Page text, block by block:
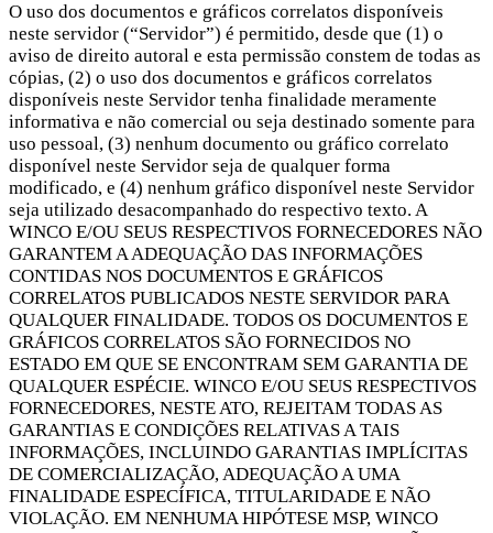
O uso dos documentos e gráficos correlatos disponíveis
neste servidor (“Servidor”) é permitido, desde que (1) o
aviso de direito autoral e esta permissão constem de todas as
cópias, (2) o uso dos documentos e gráficos correlatos
disponíveis neste Servidor tenha finalidade meramente
informativa e não comercial ou seja destinado somente para
uso pessoal, (3) nenhum documento ou gráfico correlato
disponível neste Servidor seja de qualquer forma
modificado, e (4) nenhum gráfico disponível neste Servidor
seja utilizado desacompanhado do respectivo texto. A
WINCO E/OU SEUS RESPECTIVOS FORNECEDORES NÃO
GARANTEM A ADEQUAÇÃO DAS INFORMAÇÕES
CONTIDAS NOS DOCUMENTOS E GRÁFICOS
CORRELATOS PUBLICADOS NESTE SERVIDOR PARA
QUALQUER FINALIDADE. TODOS OS DOCUMENTOS E
GRÁFICOS CORRELATOS SÃO FORNECIDOS NO
ESTADO EM QUE SE ENCONTRAM SEM GARANTIA DE
QUALQUER ESPÉCIE. WINCO E/OU SEUS RESPECTIVOS
FORNECEDORES, NESTE ATO, REJEITAM TODAS AS
GARANTIAS E CONDIÇÕES RELATIVAS A TAIS
INFORMAÇÕES, INCLUINDO GARANTIAS IMPLÍCITAS
DE COMERCIALIZAÇÃO, ADEQUAÇÃO A UMA
FINALIDADE ESPECÍFICA, TITULARIDADE E NÃO
VIOLAÇÃO. EM NENHUMA HIPÓTESE MSP, WINCO